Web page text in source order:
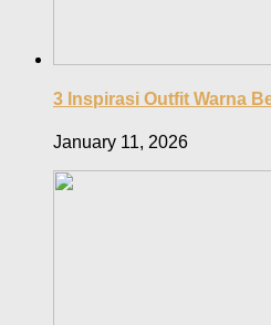
3 Inspirasi Outfit Warna
January 11, 2026